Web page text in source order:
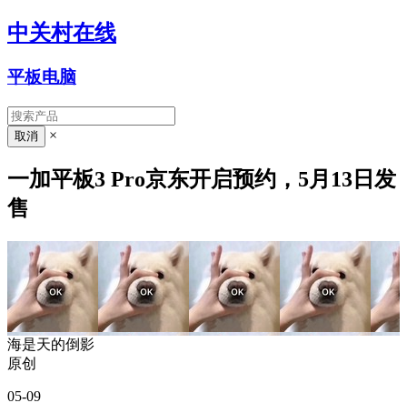
中关村在线
平板电脑
×
一加平板3 Pro京东开启预约，5月13日发
售
海是天的倒影
原创
05-09